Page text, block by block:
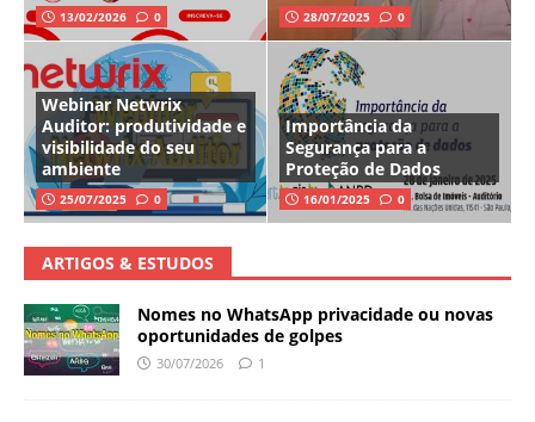
13/02/2026 0 28/07/2025 0
Webinar Netwrix
Auditor: produtividade e
visibilidade do seu
ambiente
25/07/2025 0
Importância da
Segurança para a
Proteção de Dados
16/01/2025 0
ARTIGOS & ESTUDOS
Nomes no WhatsApp privacidade ou novas
oportunidades de golpes
30/07/2026 1